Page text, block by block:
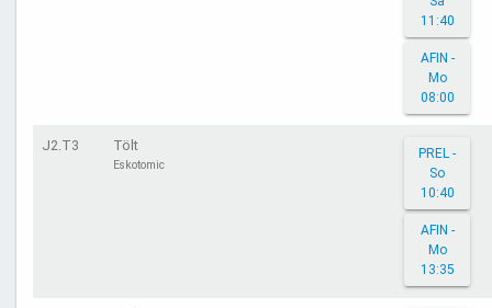
11:40
AFIN -
Mo
08:00
J2.T3 Tölt
Eskotomic
PREL -
So
10:40
AFIN -
Mo
13:35